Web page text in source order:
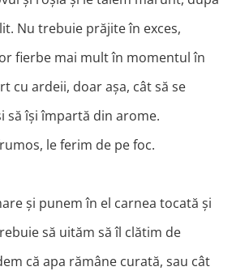
Nu trebuie prăjite în exces,
fierbe mai mult în momentul în
cu ardeii, doar așa, cât să se
să își împartă din arome.
le ferim de pe foc.
și punem în el carnea tocată și
să uităm să îl clătim de
că apa rămâne curată, sau cât